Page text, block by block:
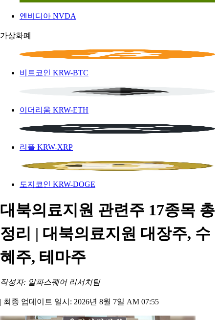
엔비디아 NVDA
가상화폐
비트코인 KRW-BTC
이더리움 KRW-ETH
리플 KRW-XRP
도지코인 KRW-DOGE
대북의료지원 관련주 17종목 총
정리 | 대북의료지원 대장주, 수
혜주, 테마주
작성자: 알파스퀘어 리서치팀
| 최종 업데이트 일시: 2026년 8월 7일 AM 07:55